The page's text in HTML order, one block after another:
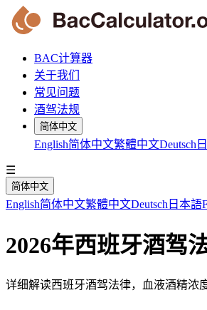
BAC计算器
关于我们
常见问题
酒驾法规
简体中文
English简体中文繁體中文Deutsch
☰
简体中文
English简体中文繁體中文Deutsch 日本語
2026年西班牙酒驾
详细解读西班牙酒驾法律，血液酒精浓